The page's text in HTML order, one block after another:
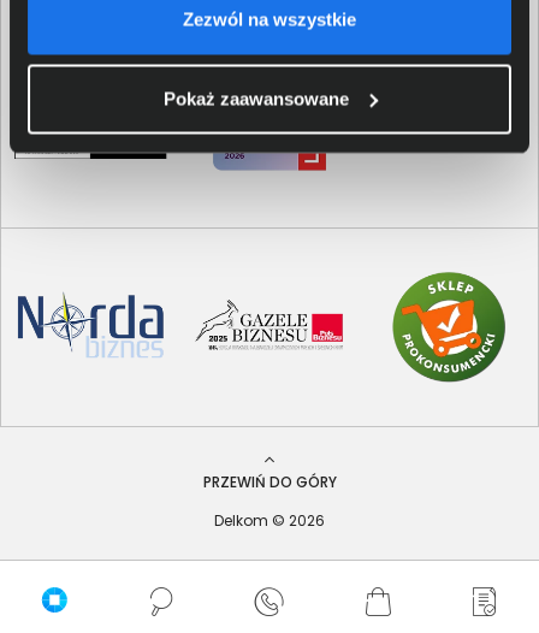
Zezwól na wszystkie
Pokaż zaawansowane
PRZEWIŃ DO GÓRY
Delkom © 2026